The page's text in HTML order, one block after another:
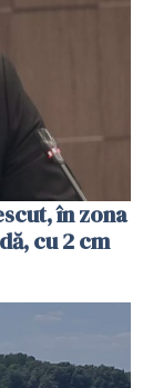
în zona
cu 2 cm